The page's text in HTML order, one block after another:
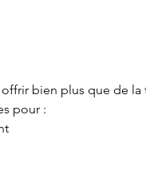
bien plus que de la
pour :